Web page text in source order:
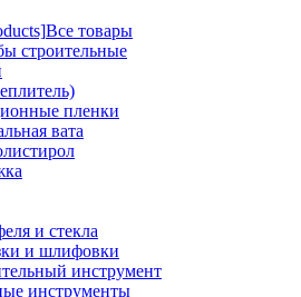
Все товары
строительные
пленки
вата
и стекла
и шлифовки
инструмент
инструменты